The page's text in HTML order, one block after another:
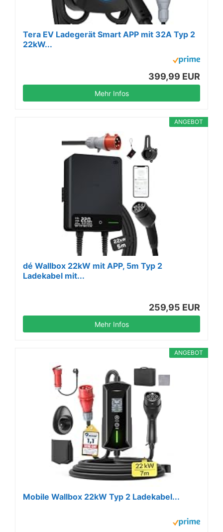
Tera EV Ladegerät Smart APP mit 32A Typ 2
22kW...
399,99 EUR
Mehr Infos
ANGEBOT
dé Wallbox 22kW mit APP, 5m Typ 2
Ladekabel mit...
259,95 EUR
Mehr Infos
ANGEBOT
Mobile Wallbox 22kW Typ 2 Ladekabel...